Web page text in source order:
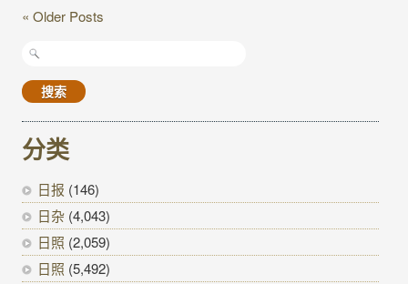
« Older Posts
搜
分类
日报 (146)
日杂 (4,043)
日照 (2,059)
日照 (5,492)